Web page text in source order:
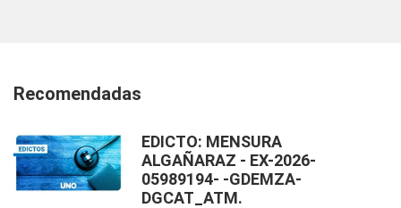
Recomendadas
EDICTO: MENSURA
ALGAÑARAZ - EX-2026-
05989194- -GDEMZA-
DGCAT_ATM.